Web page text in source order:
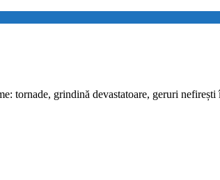
grindină devastatoare, geruri